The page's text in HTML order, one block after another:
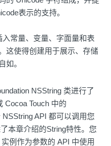
表示的支持。
常量、变量、字面量和表
这使得创建用于展示、存储
如。
NSString 类进行了
Cocoa Touch 中的
API 都可以调用您
本章介绍的String特性。您
例作为参数的 API 中使用